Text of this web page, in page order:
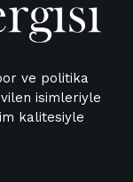
ve politika
isimleriyle
kalitesiyle